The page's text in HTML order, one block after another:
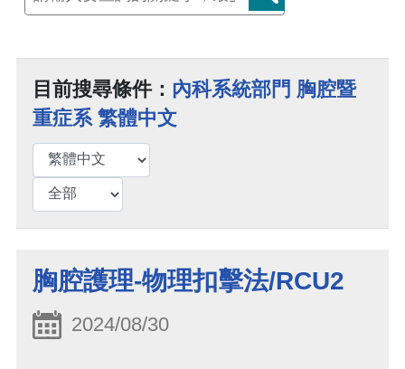
目前搜尋條件： 內科系統部門 胸腔暨
重症系 繁體中文
胸腔護理-物理扣擊法/RCU2
2024/08/30